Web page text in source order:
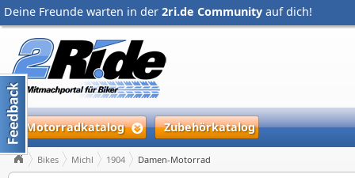
Deine Freunde warten in der 2ri.de Community auf dich!
Motorradkatalog Zubehörkatalog
Bikes Michl 1904 Damen-Motorrad